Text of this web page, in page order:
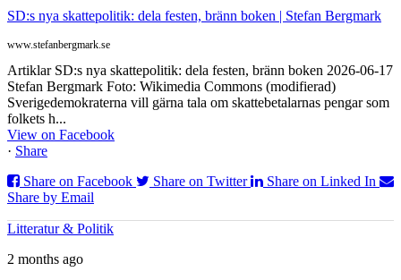
SD:s nya skattepolitik: dela festen, bränn boken | Stefan Bergmark
www.stefanbergmark.se
Artiklar SD:s nya skattepolitik: dela festen, bränn boken 2026-06-17
Stefan Bergmark Foto: Wikimedia Commons (modifierad)
Sverigedemokraterna vill gärna tala om skattebetalarnas pengar som
folkets h...
View on Facebook
· Share
Share on Facebook
Share on Twitter
Share on Linked In
Share by Email
Litteratur & Politik
2 months ago